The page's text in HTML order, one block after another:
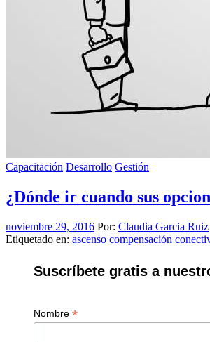
Capacitación Desarrollo Gestión
¿Dónde ir cuando sus
noviembre 29, 2016 Por: Claudia Garcia Ruiz
Etiquetado en: ascenso compensación
Suscríbete gratis a
Nombre *